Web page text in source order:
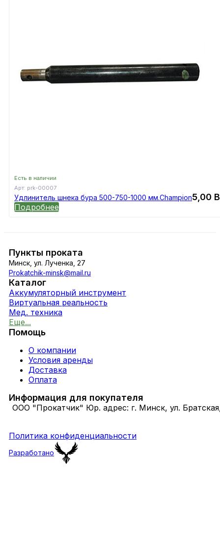
Есть в наличии
Арт: prk-00007
Удлинитель шнека бура 500-750-1000 мм.Champion5,00
Подробнее
Пункты проката
Минск, ул. Лученка, 27
Prokatchik-minsk@mail.ru
Каталог
Аккумуляторный инструмент
Виртуальная реальность
Мед. техника
Еще...
Помощь
О компании
Условия аренды
Доставка
Оплата
Информация для покупателя
ООО "Прокатчик" Юр. адрес: г. Минск, ул.
Политика конфиденциальности
Разработано